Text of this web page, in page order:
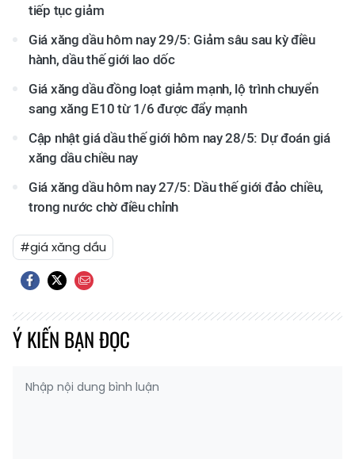
tiếp tục giảm
Giá xăng dầu hôm nay 29/5: Giảm sâu sau kỳ điều
hành, dầu thế giới lao dốc
Giá xăng dầu đồng loạt giảm mạnh, lộ trình chuyển
sang xăng E10 từ 1/6 được đẩy mạnh
Cập nhật giá dầu thế giới hôm nay 28/5: Dự đoán giá
xăng dầu chiều nay
Giá xăng dầu hôm nay 27/5: Dầu thế giới đảo chiều,
trong nước chờ điều chỉnh
#giá xăng dầu
Ý KIẾN BẠN ĐỌC